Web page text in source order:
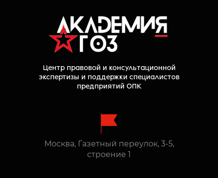
Центр правовой и консультационной
экспертизы и поддержки специалистов
предприятий ОПК
Москва, Газетный переулок, 3-5,
строение 1